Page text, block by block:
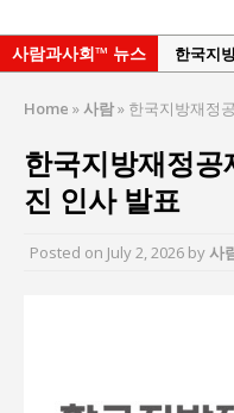
사람과사회™ 뉴스
한국지
세미나
서효석
지방의
“엄마의
김종대
이홍원
통일 지
Home »사람» 한국지방재정
한국지방재정
진 인사 발표
Posted on July 2, 2026 by사